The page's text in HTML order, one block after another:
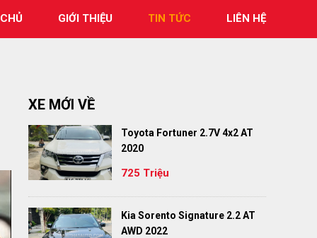
GIỚI THIỆU TIN TỨC LIÊN HỆ
XE MỚI VỀ
Toyota Fortuner 2.7V 4x2 AT
2020
725 Triệu
Kia Sorento Signature 2.2 AT
AWD 2022